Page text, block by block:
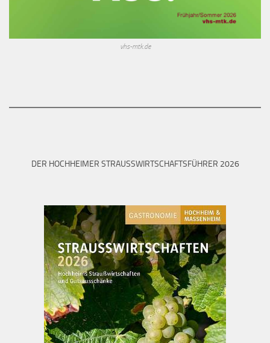
vhs-mtk.de
DER HOCHHEIMER STRAUSSWIRTSCHAFTSFÜHRER 2026